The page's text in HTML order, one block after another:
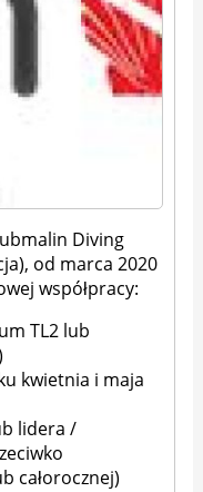
Diving
od marca 2020
współpracy:
TL2 lub
kwietnia i maja
lidera /
całorocznej)